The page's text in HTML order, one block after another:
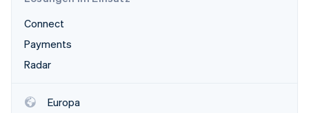
Betrugsprävention
Atlas
Climate
CO₂-Entnahme
Online-Identitätsprüfung
Connect
Payments
Radar
Europa